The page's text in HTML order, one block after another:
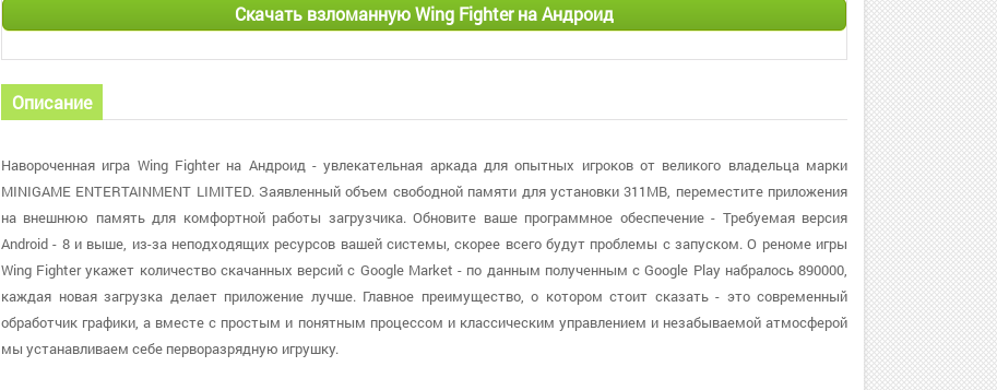
Скачать взломанную Wing Fighter на Андроид
Описание
Навороченная игра Wing Fighter на Андроид - увлекательная аркада для опытных игроков от великого владельца марки
MINIGAME ENTERTAINMENT LIMITED. Заявленный объем свободной памяти для установки 311MB, переместите приложения
на внешнюю память для комфортной работы загрузчика. Обновите ваше программное обеспечение - Требуемая версия
Android - 8 и выше, из-за неподходящих ресурсов вашей системы, скорее всего будут проблемы с запуском. О реноме игры
Wing Fighter укажет количество скачанных версий с Google Market - по данным полученным с Google Play набралось 890000,
каждая новая загрузка делает приложение лучше. Главное преимущество, о котором стоит сказать - это современный
обработчик графики, а вместе с простым и понятным процессом и классическим управлением и незабываемой атмосферой
мы устанавливаем себе перворазрядную игрушку.